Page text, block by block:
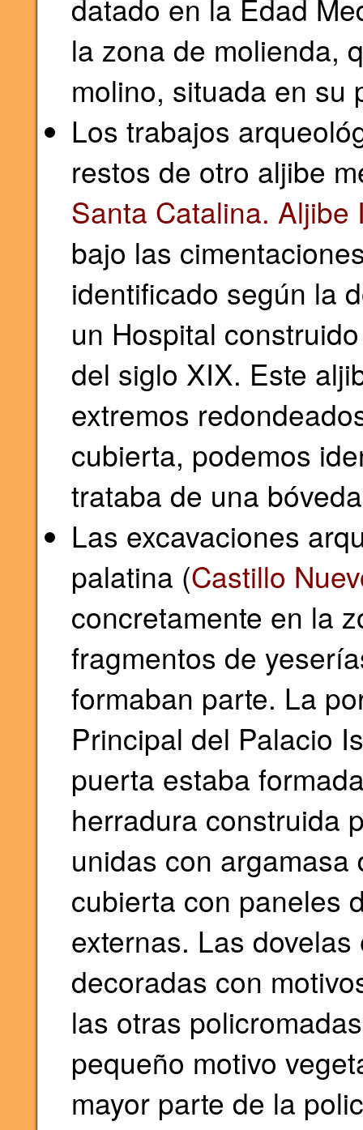
datado en la Edad
la zona de molienda,
molino, situada en su
Los trabajos
restos de otro aljibe
Santa Catalina. Aljibe
bajo las
identificado según la
un Hospital
del siglo XIX. Este
extremos
cubierta, podemos
trataba de una
Las excavaciones
palatina (Castillo
concretamente en la
fragmentos de
formaban parte. La
Principal del Palacio
puerta estaba
herradura construida
unidas con
cubierta con paneles
externas. Las
decoradas con
las otras
pequeño motivo
mayor parte de la